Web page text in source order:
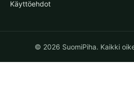
Käyttöehdot
© 2026 SuomiPiha. Kaikki